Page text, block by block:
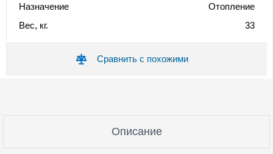
Назначение
Отопление
Вес, кг.
33
Сравнить с похожими
Описание